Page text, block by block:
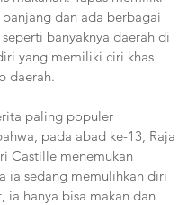
panjang dan ada berbagai
banyaknya daerah di
yang memiliki ciri khas
daerah.
paling populer
pada abad ke-13, Raja
Castille menemukan
ia sedang memulihkan diri
ia hanya bisa makan dan